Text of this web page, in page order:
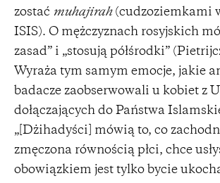
zostać muhajirah(cudzoziemkami
ISIS). O mężczyznach rosyjskich
zasad” i „stosują półśrodki”
Wyraża tym samym emocje, jakie
badacze zaobserwowali u kobiet z
dołączających do Państwa
„[Dżihadyści] mówią to, co
zmęczona równością płci, chce
obowiązkiem jest tylko bycie